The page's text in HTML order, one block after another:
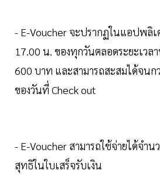
- E-Voucher จะปรากฏในแอปพลิเ
17.00 น. ของทุกวันตลอดระยะเวล
600 บาท และสามารถสะสมได้จนก
ของวันที่ Check out
- E-Voucher สามารถใช้จ่ายได้จำน
สุทธิในใบเสร็จรับเงิน